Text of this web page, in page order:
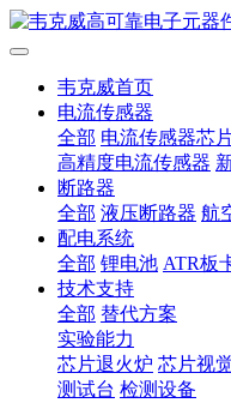
韦克威首页
电流传感器
全部 电流传感器芯
高精度电流传感器
断路器
全部 液压断路器 航
配电系统
全部 锂电池 ATR板
技术支持
全部 替代方案
实验能力
芯片退火炉 芯片视
测试台 检测设备